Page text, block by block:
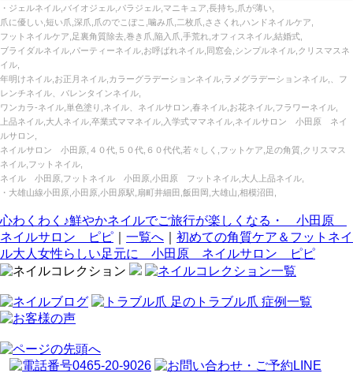
・ジェルネイル,バイオジェル,パラジェル,マニキュア,長持ち,爪が薄い,
爪に優しい,短い爪,深爪,爪のでこぼこ,噛み爪,二枚爪,ささくれ,ハンドネイルケア,
フットネイルケア,足裏角質除去,巻き爪,陥入爪,手荒れ,オフィスネイル,結婚式,
ブライダルネイル,パーティーネイル,お呼ばれネイル,同窓会,シンプルネイル,クリスマスネ
イル,
年明けネイル,お正月ネイル,カラーグラデーションネイル,ラメグラデーションネイル,、フ
レンチネイル、バレンタインネイル,
ワンカラ‐ネイル,単色塗り,ネイル、ネイルサロン,春ネイル,お花ネイル,フラワーネイル,
上品ネイル,大人ネイル,卒業式ママネイル,入学式ママネイル,ネイルサロン 小田原 ネイ
ルサロン,
ネイルサロン 小田原,４０代,５０代,６０代代,若々しく,フットケア,足の角質,クリスマス
ネイル,フットネイル,
ネイル 小田原,フットネイル 小田原,小田原 フットネイル,大人上品ネイル,
・大雄山線小田原,小田原,小田原駅,扇町井細田,飯田岡,大雄山,相模沼田,
心わくわく♪鮮やかネイルでご旅行が楽しくなる・ 小田原
ネイルサロン ピピ
一覧へ
初めての角質ケア＆フットネイ
ル大人女性らしい足元に 小田原 ネイルサロン ピピ